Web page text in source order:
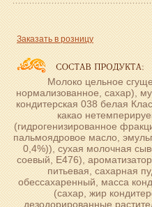
Заказать в розницу
Молоко цельное
нормализованное, сахар),
кондитерская 038 белая
какао
(гидрогенизированное
пальмоядровое масло,
0,4%)), сухая молочная
соевый, Е476),
питьевая, сахарная
обессахаренный, масса
(сахар, жир
дезодорированные